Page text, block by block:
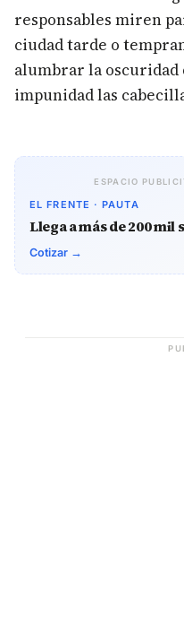
responsables miren
ciudad tarde o
alumbrar la oscuridad
impunidad las
ESPACIO
EL FRENTE · PAUTA
Llega a más de 200
Cotizar →